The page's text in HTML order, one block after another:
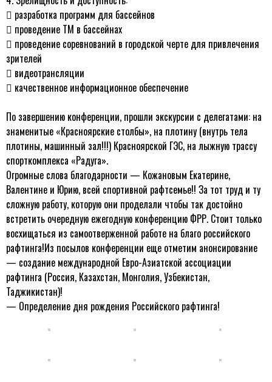
 разработка программ для бассейнов
 проведение ТМ в бассейнах
 проведение соревнований в городской черте для привлечения
зрителей
 видеотрансляции
 качественное информационное обеспечение
По завершению конференции, прошли экскурсии с делегатами: на
знаменитые «Красноярские столбы», на плотину (внутрь тела
плотины, машинный зал!!!) Красноярской ГЭС, на лыжную трассу
спорткомплекса «Радуга».
Огромные слова благодарности — Кожановым Екатерине,
Валентине и Юрию, всей спортивной рафтсемье!! За тот труд и ту
сложную работу, которую они проделали чтобы так достойно
встретить очередную ежегодную конференцию ФРР. Стоит только
восхищаться из самоотверженной работе на благо российского
рафтинга!Из посылов конференции еще отметим анонсирование
— создание международной Евро-Азиатской ассоциации
рафтинга (Россия, Казахстан, Монголия, Узбекистан,
Таджикистан)!
— Определение дня рождения Российского рафтинга!